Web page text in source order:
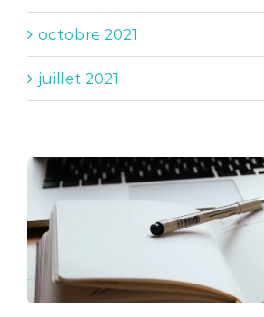
octobre 2021
juillet 2021